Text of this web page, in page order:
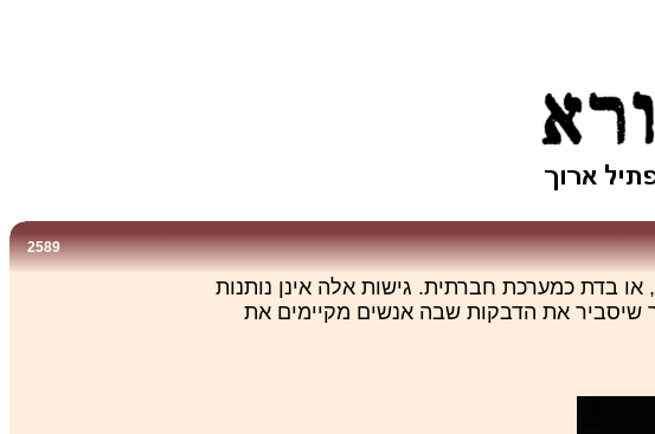
2589
או בדת כמערכת חברתית. גישות אלה אינן נותנות
שיסביר את הדבקות שבה אנשים מקיימים את